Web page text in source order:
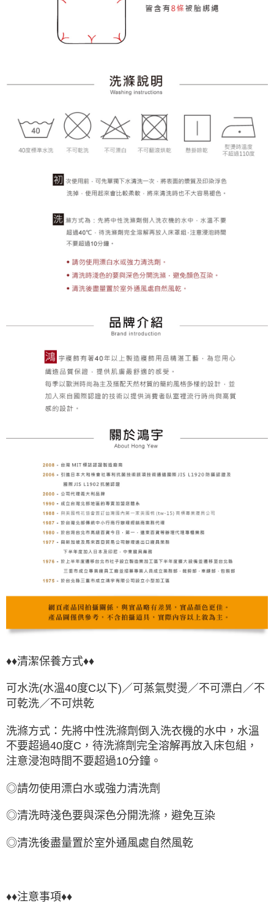
♦♦清潔保養方式♦♦
可水洗(水溫40度C以下)／可蒸氣熨燙／不可漂白／不
可乾洗／不可烘乾
洗滌方式：先將中性洗滌劑倒入洗衣機的水中，水溫
不要超過40度C，待洗滌劑完全溶解再放入床包組，
注意浸泡時間不要超過10分鐘。
◎請勿使用漂白水或強力清洗劑
◎清洗時淺色要與深色分開洗滌，避免互染
◎清洗後盡量置於室外通風處自然風乾
♦♦注意事項♦♦